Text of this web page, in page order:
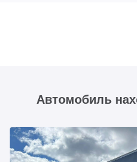
Автомобиль